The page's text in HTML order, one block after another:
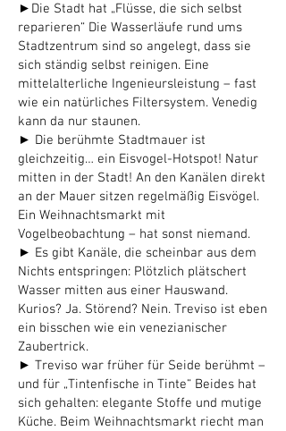
►Die Stadt hat „Flüsse, die sich selbst
reparieren“ Die Wasserläufe rund ums
Stadtzentrum sind so angelegt, dass sie
sich ständig selbst reinigen. Eine
mittelalterliche Ingenieursleistung – fast
wie ein natürliches Filtersystem. Venedig
kann da nur staunen.
► Die berühmte Stadtmauer ist
gleichzeitig… ein Eisvogel-Hotspot! Natur
mitten in der Stadt! An den Kanälen direkt
an der Mauer sitzen regelmäßig Eisvögel.
Ein Weihnachtsmarkt mit
Vogelbeobachtung – hat sonst niemand.
► Es gibt Kanäle, die scheinbar aus dem
Nichts entspringen: Plötzlich plätschert
Wasser mitten aus einer Hauswand.
Kurios? Ja. Störend? Nein. Treviso ist eben
ein bisschen wie ein venezianischer
Zaubertrick.
► Treviso war früher für Seide berühmt –
und für „Tintenfische in Tinte“ Beides hat
sich gehalten: elegante Stoffe und mutige
Küche. Beim Weihnachtsmarkt riecht man